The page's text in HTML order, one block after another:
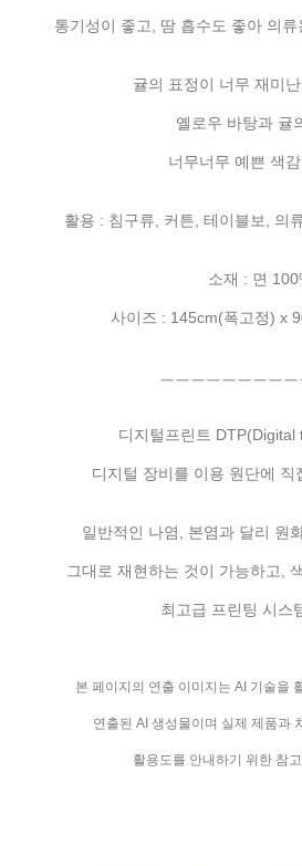
통기성이 좋고, 땀 흡수도 좋아 의류
귤의 표정이 너무 재미난
옐로우 바탕과 귤
너무너무 예쁜 색감
활용 : 침구류, 커튼, 테이블보, 의
소재 : 면
사이즈 : 145cm(폭고정) x
ㅡㅡㅡㅡㅡㅡㅡㅡ
디지털프린트 DTP(Digital
디지털 장비를 이용 원단에 직
일반적인 나염, 본염과 달리 원
그대로 재현하는 것이 가능하고,
최고급 프린팅 시스
본 페이지의 연출 이미지는 AI 기술을
연출된 AI 생성물이며 실제 제품과
활용도를 안내하기 위한 참